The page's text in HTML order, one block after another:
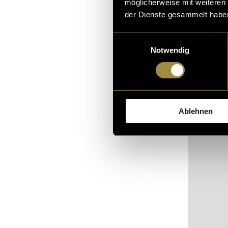
möglicherweise mit
der Dienste gesammelt
Notwendig
Ablehnen
Menschen vor
Raum zu
Prostitution in
der